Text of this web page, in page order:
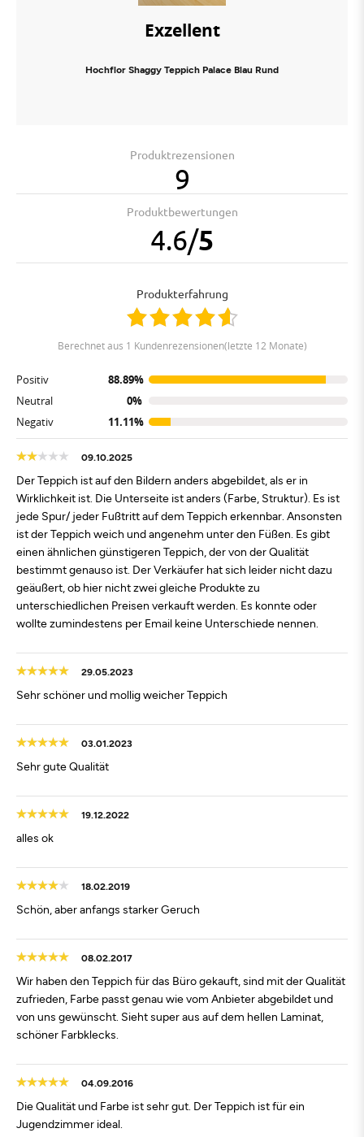
Exzellent
Hochflor Shaggy Teppich Palace Blau Rund
Produktrezensionen
9
Produktbewertungen
4.6/5
Produkterfahrung
berechnet aus 1 Kundenrezensionen(letzte 12 Monate)
Positiv
88.89%
Neutral
0%
Negativ
11.11%
09.10.2025
Der Teppich ist auf den Bildern anders abgebildet, als er in
Wirklichkeit ist. Die Unterseite ist anders (Farbe, Struktur). Es ist
jede Spur/ jeder Fußtritt auf dem Teppich erkennbar. Ansonsten
ist der Teppich weich und angenehm unter den Füßen. Es gibt
einen ähnlichen günstigeren Teppich, der von der Qualität
bestimmt genauso ist. Der Verkäufer hat sich leider nicht dazu
geäußert, ob hier nicht zwei gleiche Produkte zu
unterschiedlichen Preisen verkauft werden. Es konnte oder
wollte zumindestens per Email keine Unterschiede nennen.
29.05.2023
Sehr schöner und mollig weicher Teppich
03.01.2023
Sehr gute Qualität
19.12.2022
alles ok
18.02.2019
Schön, aber anfangs starker Geruch
08.02.2017
Wir haben den Teppich für das Büro gekauft, sind mit der Qualität
zufrieden, Farbe passt genau wie vom Anbieter abgebildet und
von uns gewünscht. Sieht super aus auf dem hellen Laminat,
schöner Farbklecks.
04.09.2016
Die Qualität und Farbe ist sehr gut. Der Teppich ist für ein
Jugendzimmer ideal.